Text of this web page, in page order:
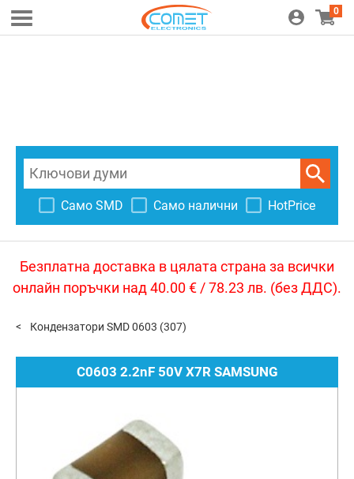
0
Само SMD Само налични HotPrice
Безплатна доставка в цялата страна за всички
онлайн поръчки над 40.00 € / 78.23 лв. (без ДДС).
Кондензатори SMD 0603 (307)
C0603 2.2nF 50V X7R SAMSUNG